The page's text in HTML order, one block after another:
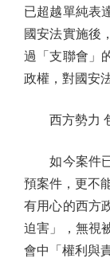
已超越單純表
國安法實施後
過「支聯會」
政權，對國安
西方勢力
如今案件已
預案件，更不
有用心的西方
迫害」，無視
會中「權利與